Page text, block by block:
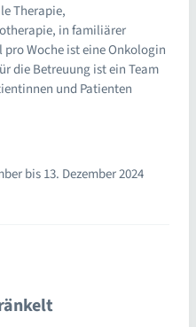
Therapie,
in familiärer
Woche ist eine Onkologin
die Betreuung ist ein Team
und Patienten
bis 13. Dezember 2024